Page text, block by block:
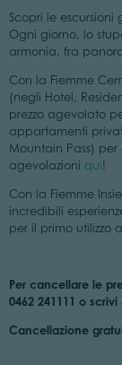
Scopri le
Ogni giorno, lo
armonia, fra
Con la Fiemme
(negli Hotel,
prezzo agevolato
appartamenti
Mountain Pass)
agevolazioni qui!
Con la Fiemme
incredibili
per il primo utilizzo
Per cancellare le
0462 241111 o scrivi
Cancellazione